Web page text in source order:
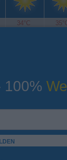
34°C
100%